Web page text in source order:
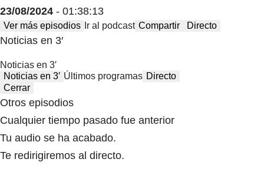
23/08/2024 - 01:38:13
Ver más episodios Ir al podcast Compartir Directo
Noticias en 3′
Noticias en 3′
Noticias en 3′ Últimos programas Directo
Cerrar
Otros episodios
Cualquier tiempo pasado fue anterior
Tu audio se ha acabado.
Te redirigiremos al directo.